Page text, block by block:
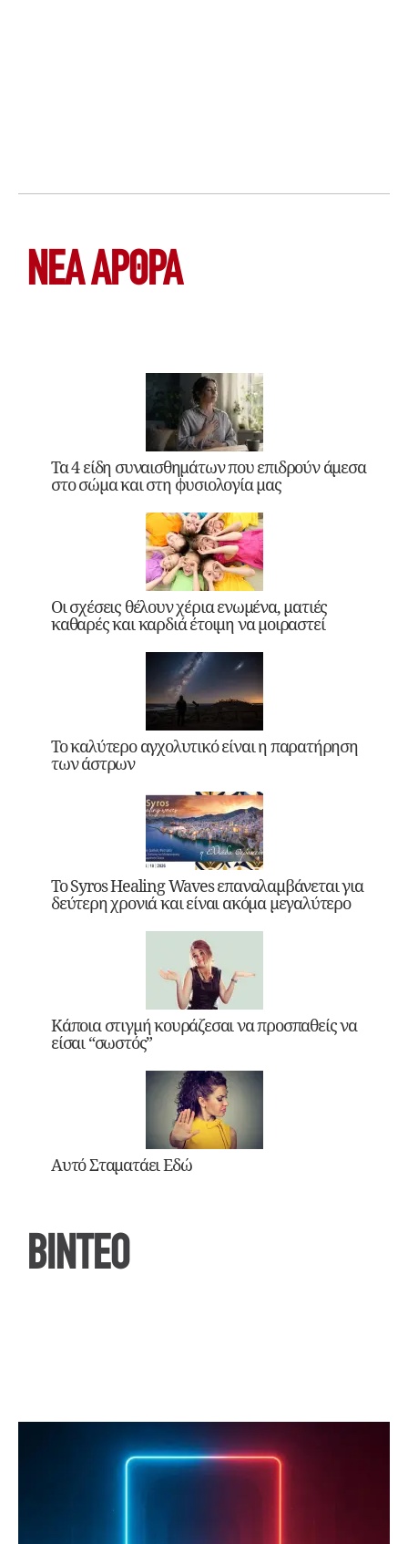
ΝΕΑ ΆΡΘΡΑ
Τα 4 είδη συναισθημάτων που επιδρούν άμεσα
στο σώμα και στη φυσιολογία μας
Οι σχέσεις θέλουν χέρια ενωμένα, ματιές
καθαρές και καρδιά έτοιμη να μοιραστεί
Το καλύτερο αγχολυτικό είναι η παρατήρηση
των άστρων
Το Syros Healing Waves επαναλαμβάνεται για
δεύτερη χρονιά και είναι ακόμα μεγαλύτερο
Κάποια στιγμή κουράζεσαι να προσπαθείς να
είσαι “σωστός”
Αυτό Σταματάει Εδώ
ΒΙΝΤΕΟ